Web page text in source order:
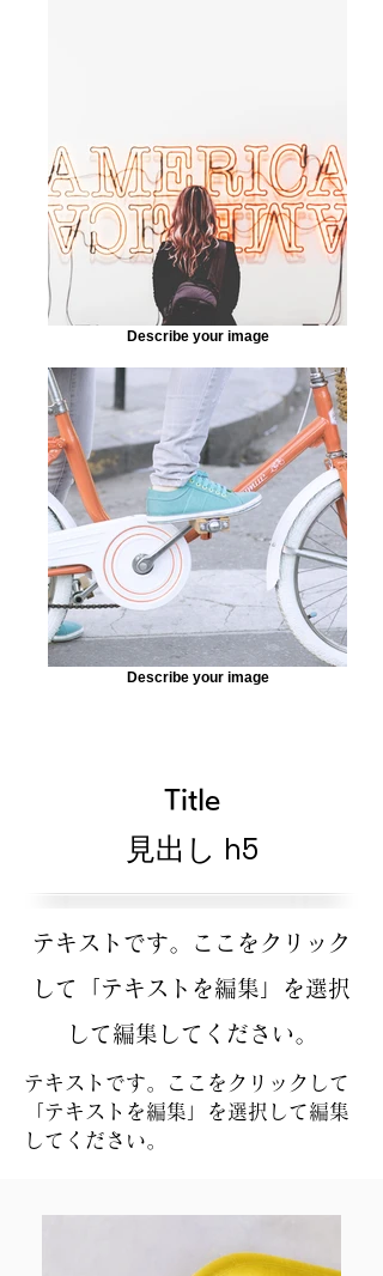
Describe your image
Describe your image
Title
見出し h5
テキストです。ここをクリック
して「テキストを編集」を選択
して編集してください。
テキストです。ここをクリックして
「テキストを編集」を選択して編集
してください。